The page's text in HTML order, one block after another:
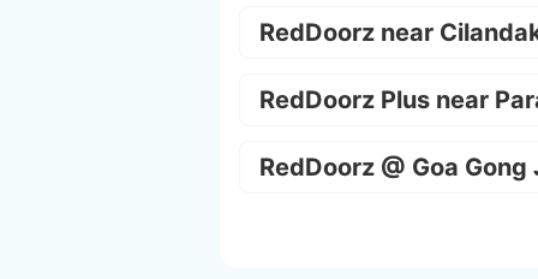
RedDoorz near
RedDoorz Plus near
RedDoorz @ Goa